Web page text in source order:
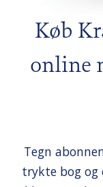
Køb
online
Tegn
trykte bog og